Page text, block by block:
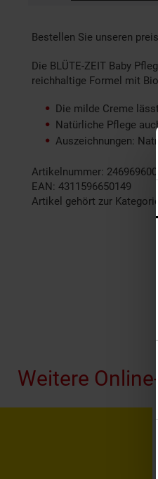
Bestellen Sie unseren
Die BLÜTE-ZEIT Baby
reichhaltige Formel mit
Die milde Creme
Natürliche Pflege
Auszeichnungen:
Artikelnummer: 2469696000
EAN: 4311596650149
Artikel gehört zur
Weitere